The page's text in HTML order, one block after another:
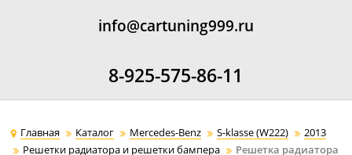
info@cartuning999.ru
8-925-575-86-11
Главная Каталог Mercedes-Benz S-klasse (W222)
2013
Решетки радиатора и решетки бампера
Решетка радиатора